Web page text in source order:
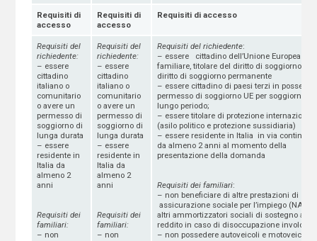
Requisiti di
accesso
Requisiti di
accesso
Requisiti di accesso
Requisiti del
richiedente:
– essere
cittadino
italiano o
comunitario
o avere un
permesso di
soggiorno di
lunga durata
– essere
residente in
Italia da
almeno 2
anni
Requisiti dei
familiari:
– non
Requisiti del
richiedente:
– essere
cittadino
italiano o
comunitario
o avere un
permesso di
soggiorno di
lunga durata
– essere
residente in
Italia da
almeno 2
anni
Requisiti dei
familiari:
– non
Requisiti del richiedente:
– essere cittadino dell’Unione Europea o
familiare, titolare del diritto di soggiorno o
diritto di soggiorno permanente
– essere cittadino di paesi terzi in
permesso di soggiorno UE per soggiornanti
lungo periodo;
– essere titolare di protezione internazionale
(asilo politico e protezione sussidiaria)
– essere residente in Italia in via
da almeno 2 anni al momento della
presentazione della domanda
Requisiti dei familiari:
– non beneficiare di altre prestazioni di
assicurazione sociale per l’impiego
altri ammortizzatori sociali di sostegno al
reddito in caso di disoccupazione
– non possedere autoveicoli e motoveicoli